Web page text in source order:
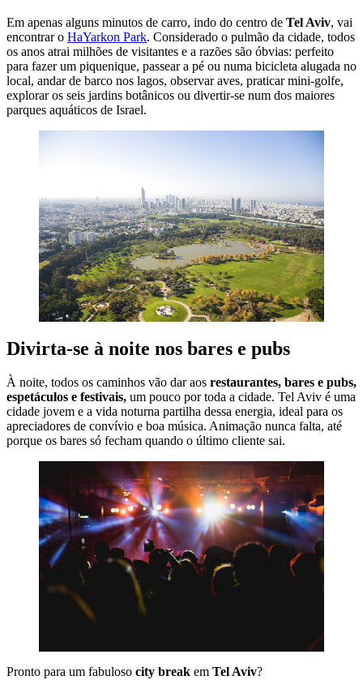
Em apenas alguns minutos de carro, indo do centro de Tel Aviv, vai
encontrar o HaYarkon Park. Considerado o pulmão da cidade, todos
os anos atrai milhões de visitantes e a razões são óbvias: perfeito
para fazer um piquenique, passear a pé ou numa bicicleta alugada no
local, andar de barco nos lagos, observar aves, praticar mini-golfe,
explorar os seis jardins botânicos ou divertir-se num dos maiores
parques aquáticos de Israel.
Divirta-se à noite nos bares e pubs
À noite, todos os caminhos vão dar aos restaurantes, bares e pubs,
espetáculos e festivais, um pouco por toda a cidade. Tel Aviv é uma
cidade jovem e a vida noturna partilha dessa energia, ideal para os
apreciadores de convívio e boa música. Animação nunca falta, até
porque os bares só fecham quando o último cliente sai.
Pronto para um fabuloso city break em Tel Aviv?